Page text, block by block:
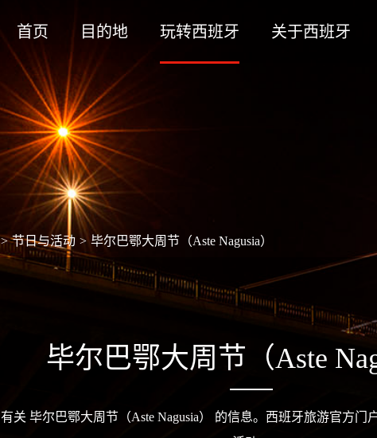
首页 目的地 玩转西班牙 关于西班牙
> 节日与活动 > 毕尔巴鄂大周节（Aste Nagusia）
毕尔巴鄂大周节（Aste
有关 毕尔巴鄂大周节（Aste Nagusia） 的信息。西班牙旅游官方门